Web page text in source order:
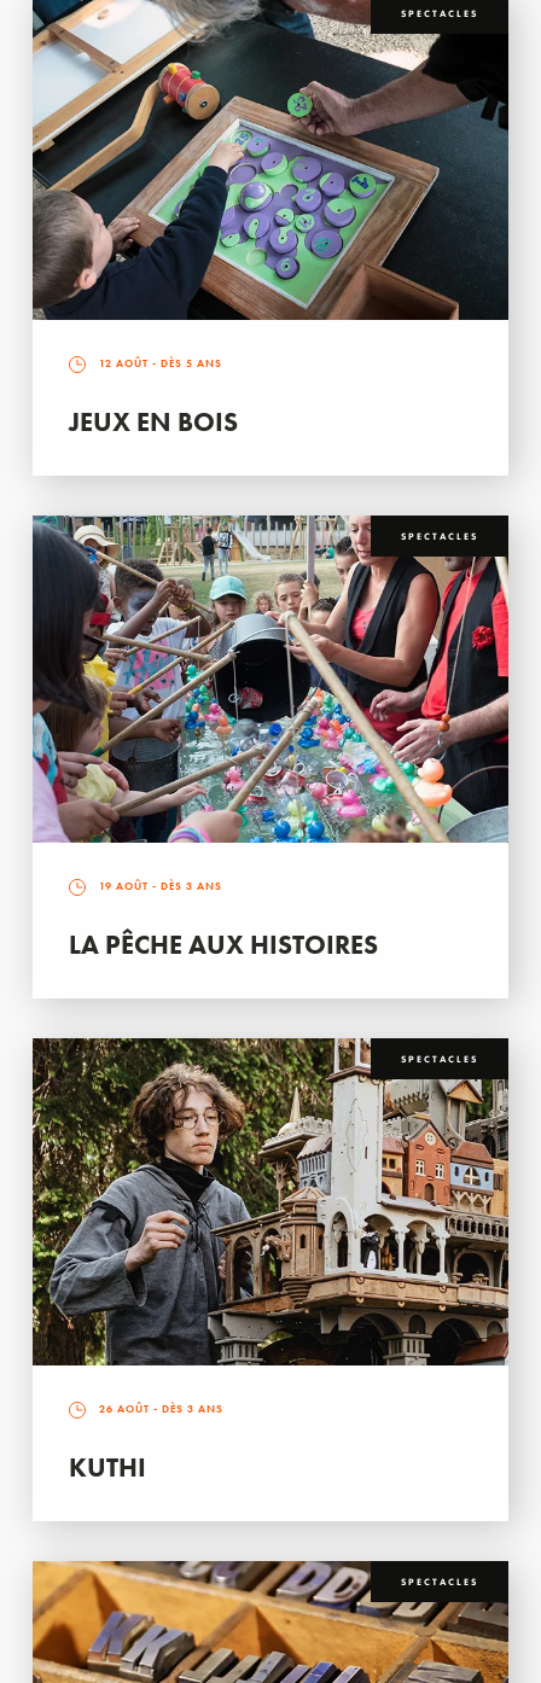
SPECTACLES
12 AOÛT - DÈS 5 ANS
JEUX EN BOIS
SPECTACLES
19 AOÛT - DÈS 3 ANS
LA PÊCHE AUX HISTOIRES
SPECTACLES
26 AOÛT - DÈS 3 ANS
KUTHI
SPECTACLES